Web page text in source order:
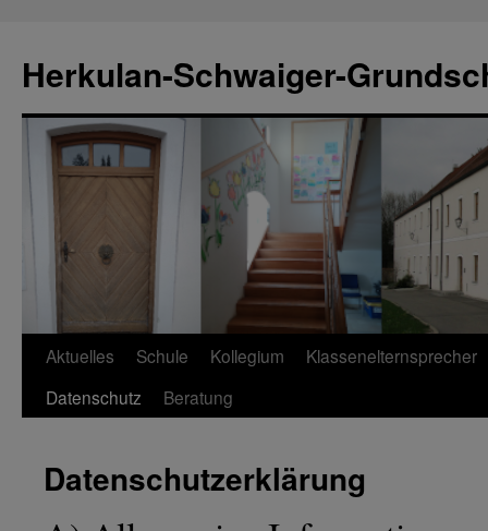
springen
Herkulan-Schwaiger-
Aktuelles Schule Kollegium
Klassenelternsprecher
Datenschutz
Beratung
Datenschutzerklärung